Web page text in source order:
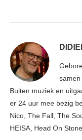
samen
Buiten muziek en
er 24 uur mee bezig
Nico, The Fall, The
HEISA, Head On